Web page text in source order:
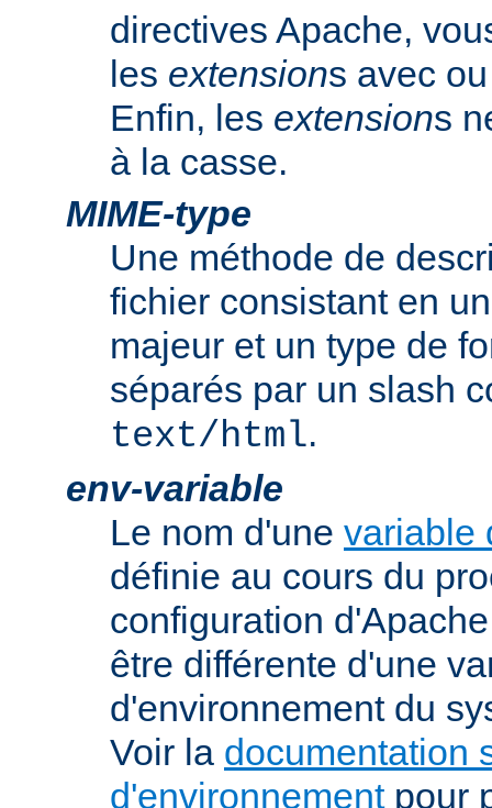
directives Apache,
les extensions avec
Enfin, les extensions
à la casse.
MIME-type
Une méthode de
fichier consistant en
majeur et un type de
séparés par un slash
text/html.
env-variable
Le nom d'une variable
définie au cours du
configuration
être différente d'une
d'environnement du
Voir la documentation
d'environnementpour